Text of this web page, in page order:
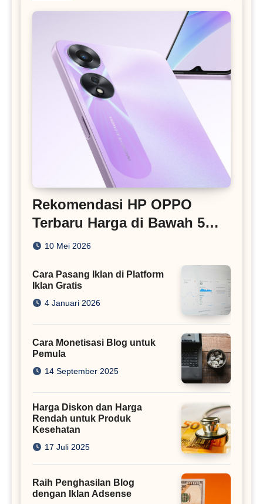
Rekomendasi HP OPPO
Terbaru Harga di Bawah 5
Juta
10 Mei 2026
Cara Pasang Iklan di Platform
Iklan Gratis
4 Januari 2026
Cara Monetisasi Blog untuk
Pemula
14 September 2025
Harga Diskon dan Harga
Rendah untuk Produk
Kesehatan
17 Juli 2025
Raih Penghasilan Blog
dengan Iklan Adsense